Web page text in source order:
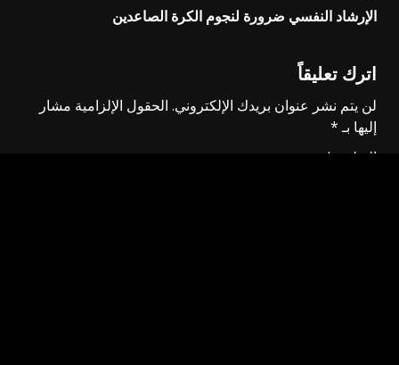
الإرشاد النفسي ضرورة لنجوم الكرة الصاعدين
اترك تعليقاً
لن يتم نشر عنوان بريدك الإلكتروني. الحقول الإلزامية مشار
إليها بـ*
التعليق
*